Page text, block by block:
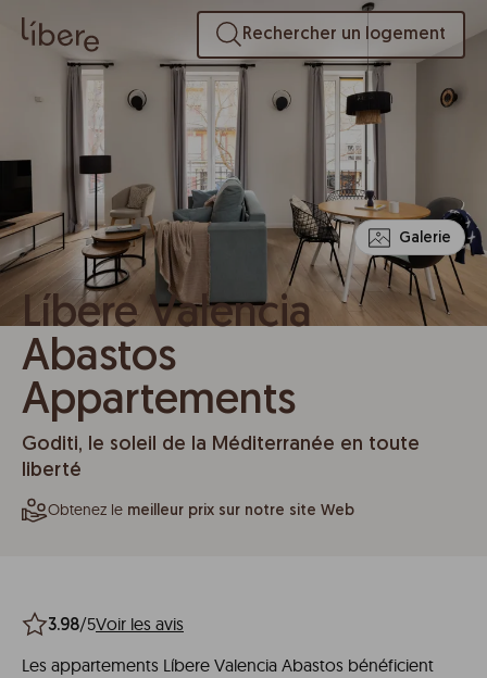
Rechercher un logement
Galerie
Líbere Valencia
Abastos
Appartements
Goditi, le soleil de la Méditerranée en toute
liberté
Obtenez le meilleur prix sur notre site Web
3.98/5Voir les avis
Les appartements Líbere Valencia Abastos bénéficient